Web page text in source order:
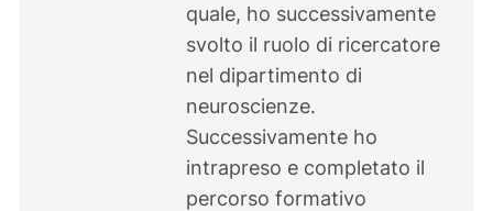
quale, ho successivamente
svolto il ruolo di ricercatore
nel dipartimento di
neuroscienze.
Successivamente ho
intrapreso e completato il
percorso formativo